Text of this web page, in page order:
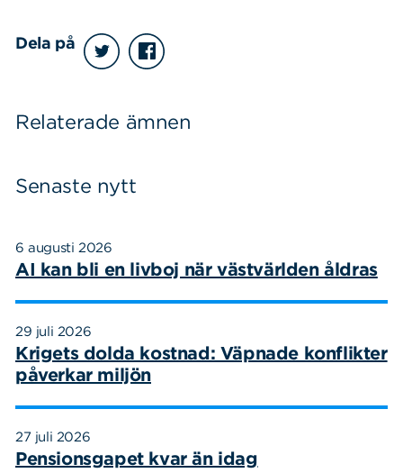
Dela på
Relaterade ämnen
Senaste nytt
6 augusti 2026
AI kan bli en livboj när västvärlden åldras
29 juli 2026
Krigets dolda kostnad: Väpnade konflikter
påverkar miljön
27 juli 2026
Pensionsgapet kvar än idag